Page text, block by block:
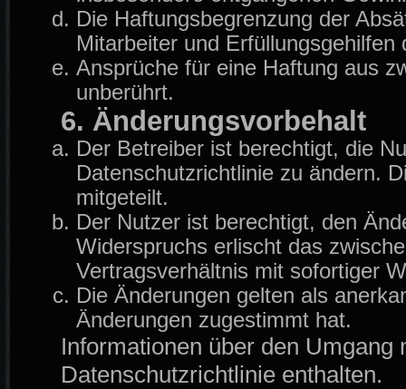
Die Haftungsbegrenzung der
Mitarbeiter und Erfüllungsgehilfen
Ansprüche für eine Haftung aus
unberührt.
6. Änderungsvorbehalt
Der Betreiber ist berechtigt, die
Datenschutzrichtlinie zu ändern.
mitgeteilt.
Der Nutzer ist berechtigt, den
Widerspruchs erlischt das
Vertragsverhältnis mit sofortiger
Die Änderungen gelten als
Änderungen zugestimmt hat.
Informationen über den
Datenschutzrichtlinie enthalten.